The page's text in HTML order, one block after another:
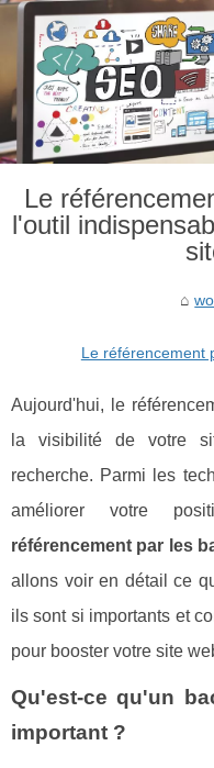
Le
l'outil
Le référencement
Aujourd'hui, le
la visibilité de votre
recherche. Parmi les
améliorer votre
référencement par les
allons voir en détail ce
ils sont si importants et
pour booster votre site
Qu'est-ce qu'un
important ?